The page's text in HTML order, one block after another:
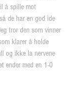
å spille mot
de har en god ide
tror den som vinner
klarer å holde
og ikke la nervene
ender med en 1-0